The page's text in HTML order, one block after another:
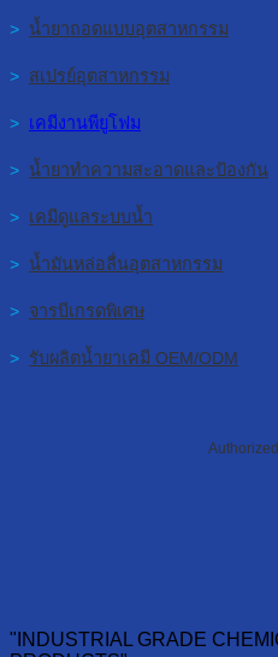
> น้ำยาถอดแบบอุตสาหกรรม
> สเปรย์อุตสาหกรรม
> เคมีงานพียูโฟม
> น้ำยาทำความสะอาดและป้องกัน
> เคมีดูแลระบบน้ำ
> น้ำมันหล่อลื่นอุตสาหกรรม
> จารบีเกรดพิเศษ
> รับผลิตน้ำยาเคมี OEM/ODM
"INDUSTRIAL GRADE